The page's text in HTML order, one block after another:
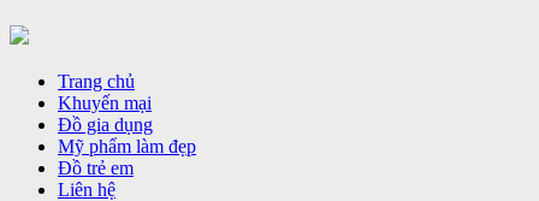
Trang chủ
Khuyến mại
Đồ gia dụng
Mỹ phẩm làm đẹp
Đồ trẻ em
Liên hệ